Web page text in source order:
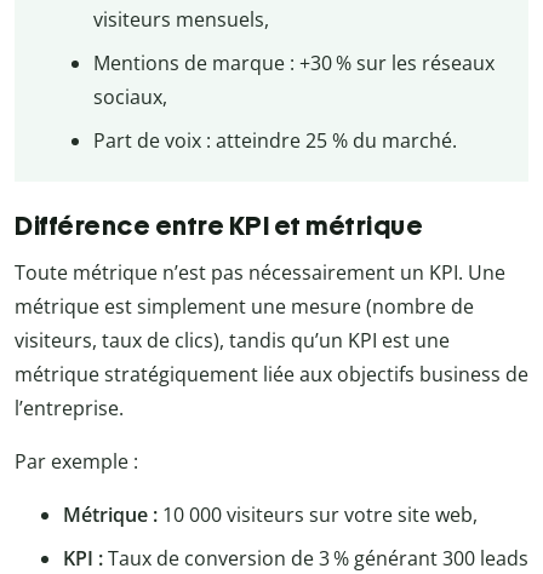
visiteurs mensuels,
Mentions de marque : +30 % sur les réseaux
sociaux,
Part de voix : atteindre 25 % du marché.
Différence entre KPI et métrique
Toute métrique n’est pas nécessairement un KPI. Une
métrique est simplement une mesure (nombre de
visiteurs, taux de clics), tandis qu’un KPI est une
métrique stratégiquement liée aux objectifs business de
l’entreprise.
Par exemple :
Métrique : 10 000 visiteurs sur votre site web,
KPI :Taux de conversion de 3 % générant 300 leads